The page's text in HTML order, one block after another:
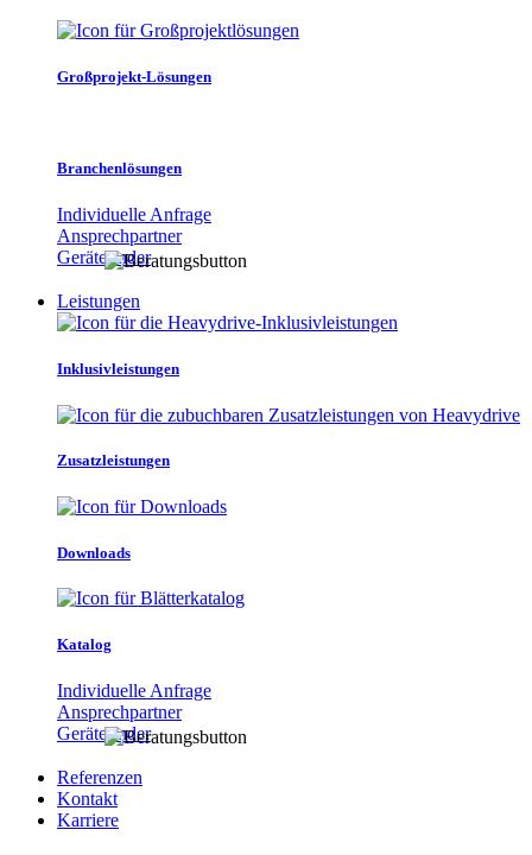
Großprojekt-Lösungen
Branchenlösungen
Individuelle Anfrage
Ansprechpartner
Gerätefinder
Leistungen
Inklusivleistungen
Zusatzleistungen
Downloads
Katalog
Individuelle Anfrage
Ansprechpartner
Gerätefinder
Referenzen
Kontakt
Karriere